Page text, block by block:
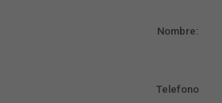
Nombre:
Telefono